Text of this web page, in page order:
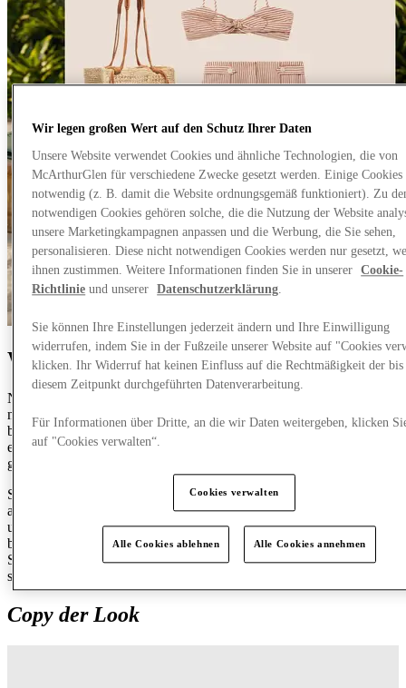
Women's Fit 1:An Inselflucht
Nichts fängt den Sommer so gut ein wie luftige Streifen und
natürliche Texturen. Claudie Pierlots abgestimmtes gestreiftes Set
bietet einen mühelosen Look vom Strand zum Mittagessen, bei dem
entspannte Schneiderei mit einer femininen Silhouette in Einklang
gebracht wird.
Schichten Sie Accessoires für warmes Wetter ein, um das Outfit
aufzuwerten: Eine gewebte Bimba y Lola-Tasche sorgt für Textur
und Praktikabilität, während Clarks Ledersandalen die Kleidung
bequem und schick halten. Beenden Sie das Ende mit übergroßen
Sonnenbrillen für einen Look, der sich poliert, einfach und für
sonnige Tage an der Küste gemacht anfühlt.
Copy der Look
Wir legen großen Wert auf den Schutz Ihrer Daten
Unsere Website verwendet Cookies und ähnliche Technologien, die von
McArthurGlen für verschiedene Zwecke gesetzt werden. Einige Cookies
notwendig (z. B. damit die Website ordnungsgemäß funktioniert). Zu
notwendigen Cookies gehören solche, die die Nutzung der Website
unsere Marketingkampagnen anpassen und die Werbung, die Sie sehen,
personalisieren. Diese nicht notwendigen Cookies werden nur gesetzt,
ihnen zustimmen. Weitere Informationen finden Sie in unserer
Cookie-
Richtlinie und unserer Datenschutzerklärung.
Sie können Ihre Einstellungen jederzeit ändern und Ihre Einwilligung
widerrufen, indem Sie in der Fußzeile unserer Website auf "Cookies
klicken. Ihr Widerruf hat keinen Einfluss auf die Rechtmäßigkeit der bis
diesem Zeitpunkt durchgeführten Datenverarbeitung.
Für Informationen über Dritte, an die wir Daten weitergeben, klicken
auf "Cookies verwalten“.
Cookies verwalten
Alle Cookies ablehnen Alle Cookies annehmen